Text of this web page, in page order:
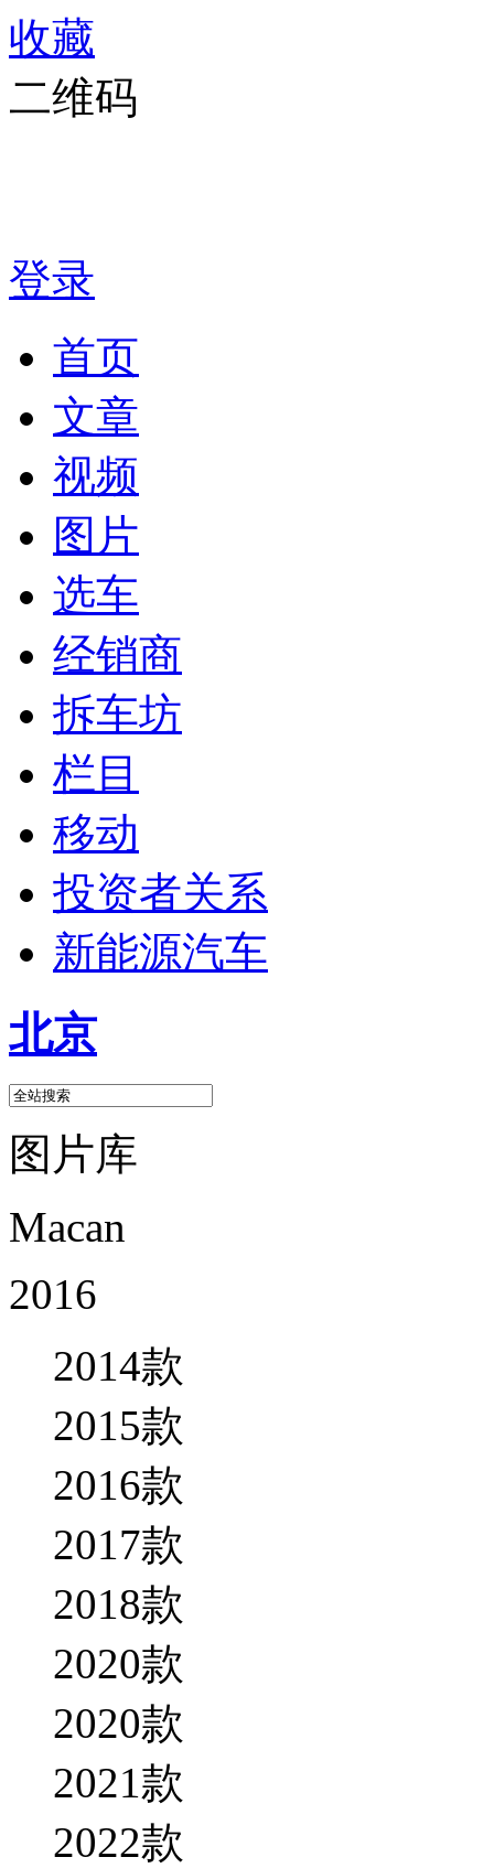
收藏
二维码
登录
首页
文章
视频
图片
选车
经销商
拆车坊
栏目
移动
投资者关系
新能源汽车
北京
图片库
Macan
2016
2014款
2015款
2016款
2017款
2018款
2020款
2020款
2021款
2022款